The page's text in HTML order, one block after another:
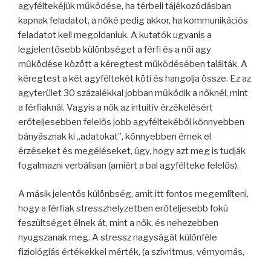
agyféltekéjük működése, ha térbeli tájékozódásban
kapnak feladatot, a nőké pedig akkor, ha kommunikációs
feladatot kell megoldaniuk. A kutatók ugyanis a
legjelentősebb különbséget a férfi és a női agy
működése között a kéregtest működésében találták. A
kéregtest a két agyféltekét köti és hangolja össze. Ez az
agyterület 30 százalékkal jobban működik a nőknél, mint
a férfiaknál. Vagyis a nők az intuitív érzékelésért
erőteljesebben felelős jobb agyféltekéből könnyebben
bányásznak ki „adatokat”, könnyebben érnek el
érzéseket és megéléseket, úgy, hogy azt meg is tudják
fogalmazni verbálisan (amiért a bal agyfélteke felelős).
A másik jelentős különbség, amit itt fontos megemlíteni,
hogy a férfiak stresszhelyzetben erőteljesebb fokú
feszültséget élnek át, mint a nők, és nehezebben
nyugszanak meg. A stressz nagyságát különféle
fiziológiás értékekkel mérték, (a szívritmus, vérnyomás,